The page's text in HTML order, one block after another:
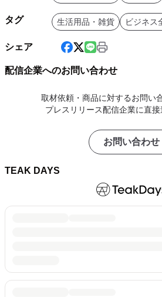
タグ 生活用品・雑貨 ビジネス
シェア
配信企業へのお問い合わせ
取材依頼・商品に対するお問い
プレスリリース配信企業に直接
お問い合わせ
TEAK DAYS